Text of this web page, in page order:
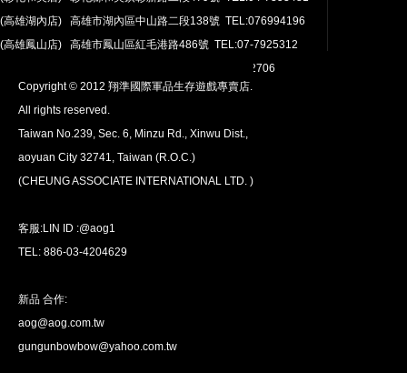
退貨政策
全球配送
我們將運送至全球
(高雄湖內店) 高雄市湖內區中山路二段138號 TEL:076994196
(高雄鳳山店) 高雄市鳳山區紅毛港路486號 TEL:07-7925312
翔準網路部門:TEL 03-4202763 03-4202706
Copyright © 2012 翔準國際軍品生存遊戲專賣店.
All rights reserved.
Taiwan No.239, Sec. 6, Minzu Rd., Xinwu Dist.,
aoyuan City 32741, Taiwan (R.O.C.)
(CHEUNG ASSOCIATE INTERNATIONAL LTD. )
客服:LIN ID :@aog1
TEL: 886-03-4204629
新品 合作:
aog@aog.com.tw
gungunbowbow@yahoo.com.tw